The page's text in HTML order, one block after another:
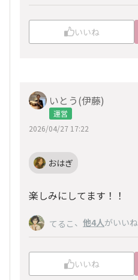
いいね
いとう(伊藤)
運営
2026/04/27 17:22
おはぎ
楽しみにしてます！！
てるこ 、 他4人がいいね
いいね